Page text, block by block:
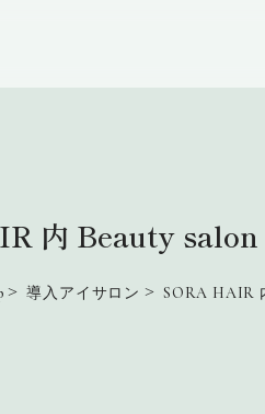
内 Beauty
> 導入アイサロン > SORA HAIR